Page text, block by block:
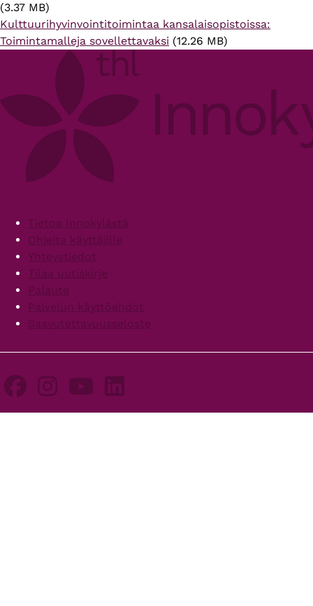
(3.37 MB)
Kulttuurihyvinvointitoimintaa kansalaisopistoissa:
Toimintamalleja sovellettavaksi (12.26 MB)
FooterTietoa Innokylästä
Ohjeita käyttäjille
Yhteystiedot
Tilaa uutiskirje
Palaute
Palvelun käyttöehdot
Saavutettavuusseloste